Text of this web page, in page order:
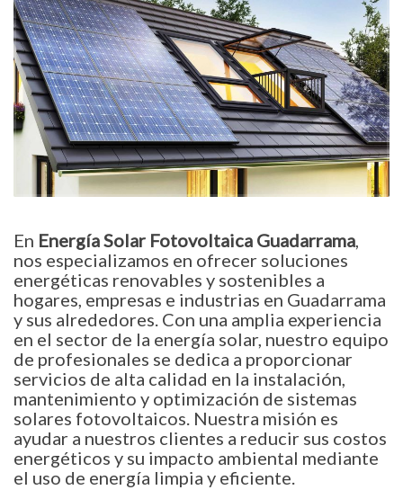
En Energía Solar Fotovoltaica Guadarrama,
nos especializamos en ofrecer soluciones
energéticas renovables y sostenibles a
hogares, empresas e industrias en Guadarrama
y sus alrededores. Con una amplia experiencia
en el sector de la energía solar, nuestro equipo
de profesionales se dedica a proporcionar
servicios de alta calidad en la instalación,
mantenimiento y optimización de sistemas
solares fotovoltaicos. Nuestra misión es
ayudar a nuestros clientes a reducir sus costos
energéticos y su impacto ambiental mediante
el uso de energía limpia y eficiente.